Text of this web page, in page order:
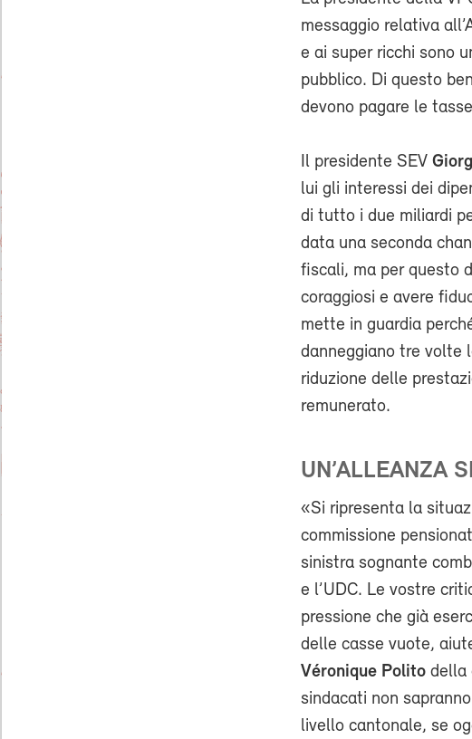
messaggio relativa
e ai super ricchi sono
pubblico. Di questo
devono pagare le
Il presidente SEV
lui gli interessi dei
di tutto i due miliardi
data una seconda
fiscali, ma per questo
coraggiosi e avere
mette in guardia
danneggiano tre volte
riduzione delle
remunerato.
UN’ALLEANZA
«Si ripresenta la
commissione
sinistra sognante
e l’UDC. Le vostre
pressione che già
delle casse vuote,
Véronique Polito della
sindacati non
livello cantonale, se